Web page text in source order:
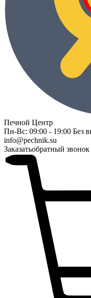
Печной Центр
Пн-Вс: 09:00 - 19:00 Без
info@pechnik.su
Заказатьобратный звонок